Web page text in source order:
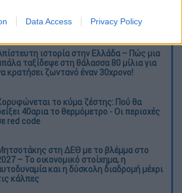
Data Access Privacy Policy
γνώση, τη φύση και την τεχνολογία
ιστορία στην Ελλάδα – Πώς μια
ταξίδεψε στη θάλασσα 80 μίλια για
κρατήσει ζωντανό έναν 30χρονο!
το κύμα ζέστης: Πού θα
40αρια το θερμόμετρο - Οι περιοχές
red code
στη ΔΕΘ με το βλέμμα στο
– Το οικονομικό στοίχημα, η
και η δύσκολη διαδρομή μέχρι
κάλπες